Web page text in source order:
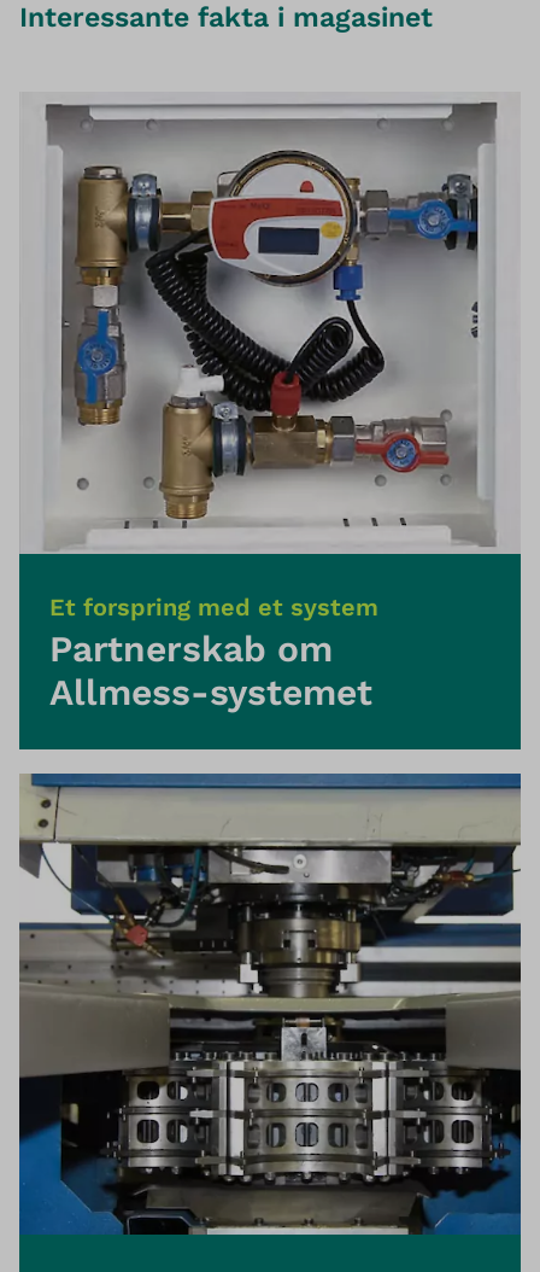
Interessante fakta i magasinet
Et forspring med et system
Partnerskab om
Allmess-systemet